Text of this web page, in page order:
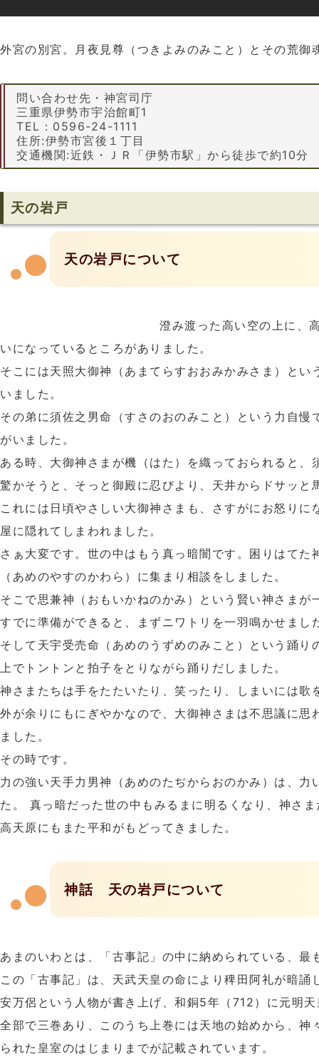
外宮の別宮。月夜見尊（つきよみのみこと）とその荒御
問い合わせ先・神宮司庁
三重県伊勢市宇治館町1
TEL：0596-24-1111
住所:伊勢市宮後１丁目
交通機関:近鉄・ＪＲ「伊勢市駅」から徒歩で約10分
天の岩戸
天の岩戸について
澄み渡った高い空の上に、
いになっているところがありました。
そこには天照大御神（あまてらすおおみかみさま）とい
いました。
その弟に須佐之男命（すさのおのみこと）という力自慢
がいました。
ある時、大御神さまが機（はた）を織っておられると、
驚かそうと、そっと御殿に忍びより、天井からドサッと
これには日頃やさしい大御神さまも、さすがにお怒りに
屋に隠れてしまわれました。
さぁ大変です。世の中はもう真っ暗闇です。困りはてた
（あめのやすのかわら）に集まり相談をしました。
そこで思兼神（おもいかねのかみ）という賢い神さまが
すでに準備ができると、まずニワトリを一羽鳴かせまし
そして天宇受売命（あめのうずめのみこと）という踊り
上でトントンと拍子をとりながら踊りだしました。
神さまたちは手をたたいたり、笑ったり、しまいには歌
外が余りにもにぎやかなので、大御神さまは不思議に思
ました。
その時です。
力の強い天手力男神（あめのたぢからおのかみ）は、力
た。 真っ暗だった世の中もみるまに明るくなり、神さ
高天原にもまた平和がもどってきました。
神話 天の岩戸について
あまのいわとは、「古事記」の中に納められている、最
この「古事記」は、天武天皇の命により稗田阿礼が暗誦
安万侶という人物が書き上げ、和銅5年（712）に元明
全部で三巻あり、このうち上巻には天地の始めから、神
られた皇室のはじまりまでが記載されています。